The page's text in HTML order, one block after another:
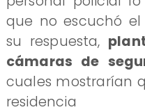
que no escuchó
su respuesta,
cámaras de
cuales mostrarían
residencia